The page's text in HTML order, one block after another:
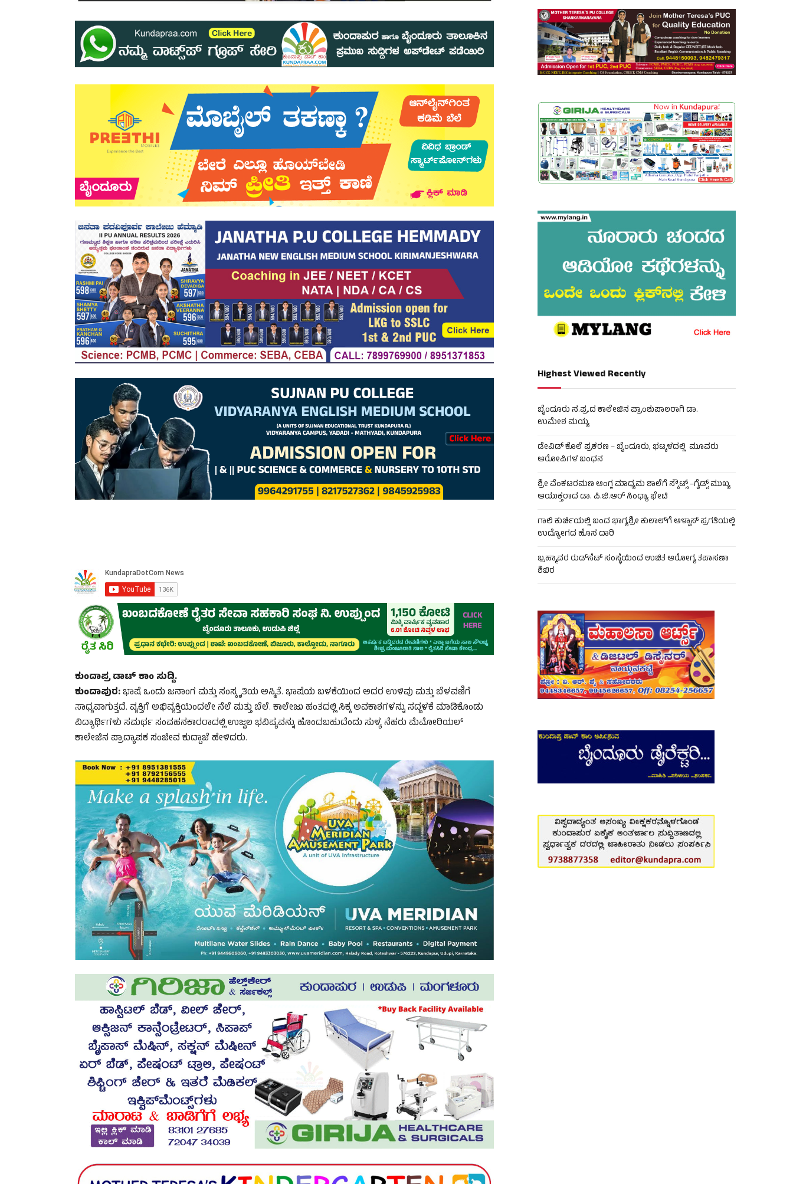
ಕುಂದಾಪ್ರ ಡಾಟ್‌ ಕಾಂ ಸುದ್ದಿ.
ಕುಂದಾಪುರ:ಭಾಷೆ ಒಂದು ಜನಾಂಗ ಮತ್ತು ಸಂಸ್ಕೃತಿಯ ಅಸ್ಮಿತೆ. ಭಾಷೆಯ ಬಳಕೆಯಿಂದ ಅದರ ಉಳಿವು ಮತ್ತು ಬೆಳವಣಿಗೆ
ಸಾಧ್ಯವಾಗುತ್ತದೆ. ವ್ಯಕ್ತಿಗೆ ಅಭಿವ್ಯಕ್ತಿಯಿಂದಲೇ ನೆಲೆ ಮತ್ತು ಬೆಲೆ. ಕಾಲೇಜು ಹಂತದಲ್ಲಿ ಸಿಕ್ಕ ಅವಕಾಶಗಳನ್ನು ಸದ್ಬಳಕೆ ಮಾಡಿಕೊಂಡು
ವಿದ್ಯಾರ್ಥಿಗಳು ಸಮರ್ಥ ಸಂವಹನಕಾರರಾದಲ್ಲಿ ಉಜ್ವಲ ಭವಿಷ್ಯವನ್ನು ಹೊಂದಬಹುದೆಂದು ಸುಳ್ಯ ನೆಹರು ಮೆಮೋರಿಯಲ್
ಕಾಲೇಜಿನ ಪ್ರಾದ್ಯಾಪಕ ಸಂಜೀವ ಕುದ್ಪಾಜೆ ಹೇಳಿದರು.
Highest Viewed Recently
ಬೈಂದೂರು ಸ.ಪ್ರ.ದ ಕಾಲೇಜಿನ ಪ್ರಾಂಶುಪಾಲರಾಗಿ ಡಾ.
ಉಮೇಶ ಮಯ್ಯ
ಡೇವಿಡ್ ಕೊಲೆ ಪ್ರಕರಣ – ಬೈಂದೂರು, ಭಟ್ಕಳದಲ್ಲಿ ಮೂವರು
ಆರೋಪಿಗಳ ಬಂಧನ
ಶ್ರೀ ವೆಂಕಟರಮಣ ಆಂಗ್ಲ ಮಾಧ್ಯಮ ಶಾಲೆಗೆ ಸ್ಕೌಟ್ಸ್ –ಗೈಡ್ಸ್ ಮುಖ್ಯ
ಆಯುಕ್ತರಾದ ಡಾ. ಪಿ.ಜಿ.ಆರ್ ಸಿಂಧ್ಯಾ ಭೇಟಿ
ಗಾಲಿ ಕುರ್ಚಿಯಲ್ಲಿ ಬಂದ ಭಾಗ್ಯಶ್ರೀ ಕುಲಾಲ್‌ಗೆ ಆಳ್ವಾಸ್ ಪ್ರಗತಿಯಲ್ಲಿ
ಉದ್ಯೋಗದ ಹೊಸ ದಾರಿ
ಬ್ರಹ್ಮಾವರ ರುಡ್‌ಸೆಟ್ ಸಂಸ್ಥೆಯಿಂದ ಉಚಿತ ಆರೋಗ್ಯ ತಪಾಸಣಾ
ಶಿಬಿರ